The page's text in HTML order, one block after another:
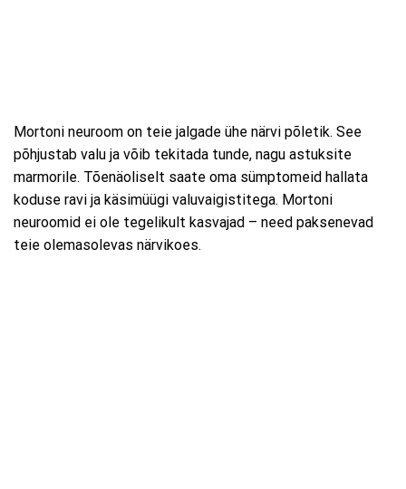
Mortoni neuroom on teie jalgade ühe närvi põletik. See
põhjustab valu ja võib tekitada tunde, nagu astuksite
marmorile. Tõenäoliselt saate oma sümptomeid hallata
koduse ravi ja käsimüügi valuvaigistitega. Mortoni
neuroomid ei ole tegelikult kasvajad – need paksenevad
teie olemasolevas närvikoes.